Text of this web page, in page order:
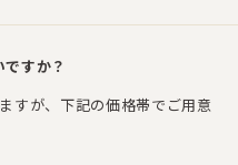
すか？
すが、下記の価格帯でご用意